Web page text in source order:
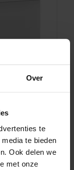
Over
te
te bieden
Ook delen we
met onze
deuren